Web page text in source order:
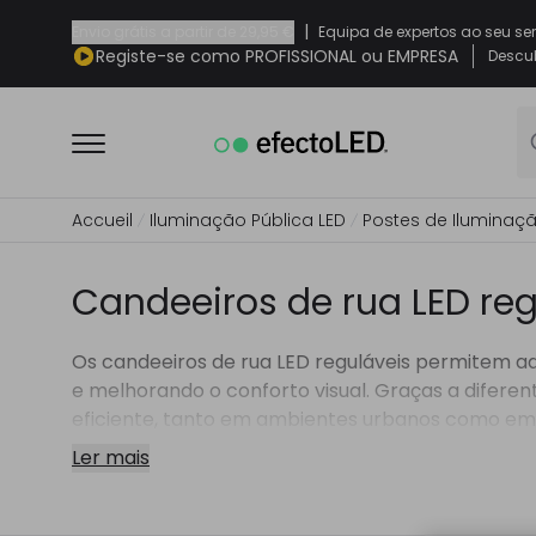
| Equipa de expertos ao seu
Registe-se como PROFISSIONAL ou EMPRESA
Accueil Iluminação Pública LED Postes de
Candeeiros de rua LED
Os candeeiros de rua LED reguláveis permitem
e melhorando o conforto visual. Graças a
eficiente, tanto em ambientes urbanos como em
Ler mais